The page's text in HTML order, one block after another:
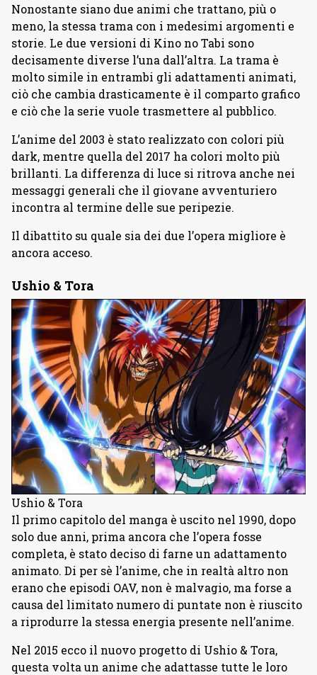
Nonostante siano due animi che trattano, più o
meno, la stessa trama con i medesimi argomenti e
storie. Le due versioni di Kino no Tabi sono
decisamente diverse l’una dall’altra. La trama è
molto simile in entrambi gli adattamenti animati,
ciò che cambia drasticamente è il comparto grafico
e ciò che la serie vuole trasmettere al pubblico.
L’anime del 2003 è stato realizzato con colori più
dark, mentre quella del 2017 ha colori molto più
brillanti. La differenza di luce si ritrova anche nei
messaggi generali che il giovane avventuriero
incontra al termine delle sue peripezie.
Il dibattito su quale sia dei due l’opera migliore è
ancora acceso.
Ushio & Tora
Ushio & Tora
Il primo capitolo del manga è uscito nel 1990, dopo
solo due anni, prima ancora che l’opera fosse
completa, è stato deciso di farne un adattamento
animato. Di per sè l’anime, che in realtà altro non
erano che episodi OAV, non è malvagio, ma forse a
causa del limitato numero di puntate non è riuscito
a riprodurre la stessa energia presente nell’anime.
Nel 2015 ecco il nuovo progetto di Ushio & Tora,
questa volta un anime che adattasse tutte le loro